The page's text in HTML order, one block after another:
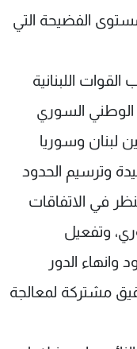
الفضيحة التي
اللبنانية
الوطني السوري
لبنان وسوريا
وترسيم الحدود
في الاتفاقات
وتفعيل
وانهاء الدور
مشتركة لمعالجة